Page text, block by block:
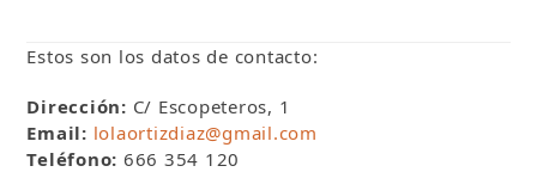
Estos son los datos de contacto:
Dirección: C/ Escopeteros, 1
Email: lolaortizdiaz@gmail.com
Teléfono: 666 354 120